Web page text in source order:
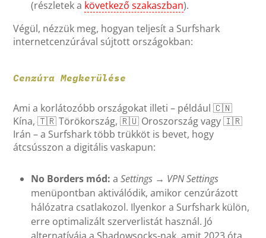
(részletek a következő szakaszban).
Végül, nézzük meg, hogyan teljesít a Surfshark
internetcenzúrával sújtott országokban:
Cenzúra Megkerülése
Ami a korlátozóbb országokat illeti – például 🇨🇳
Kína, 🇹🇷 Törökország, 🇷🇺 Oroszország vagy 🇮🇷
Irán – a Surfshark több trükköt is bevet, hogy
átcsússzon a digitális vaskapun:
No Borders mód: aSettings → VPN Settings
menüpontban aktiválódik, amikor cenzúrázott
hálózatra csatlakozol. Ilyenkor a Surfshark külön,
erre optimalizált szerverlistát használ. Jó